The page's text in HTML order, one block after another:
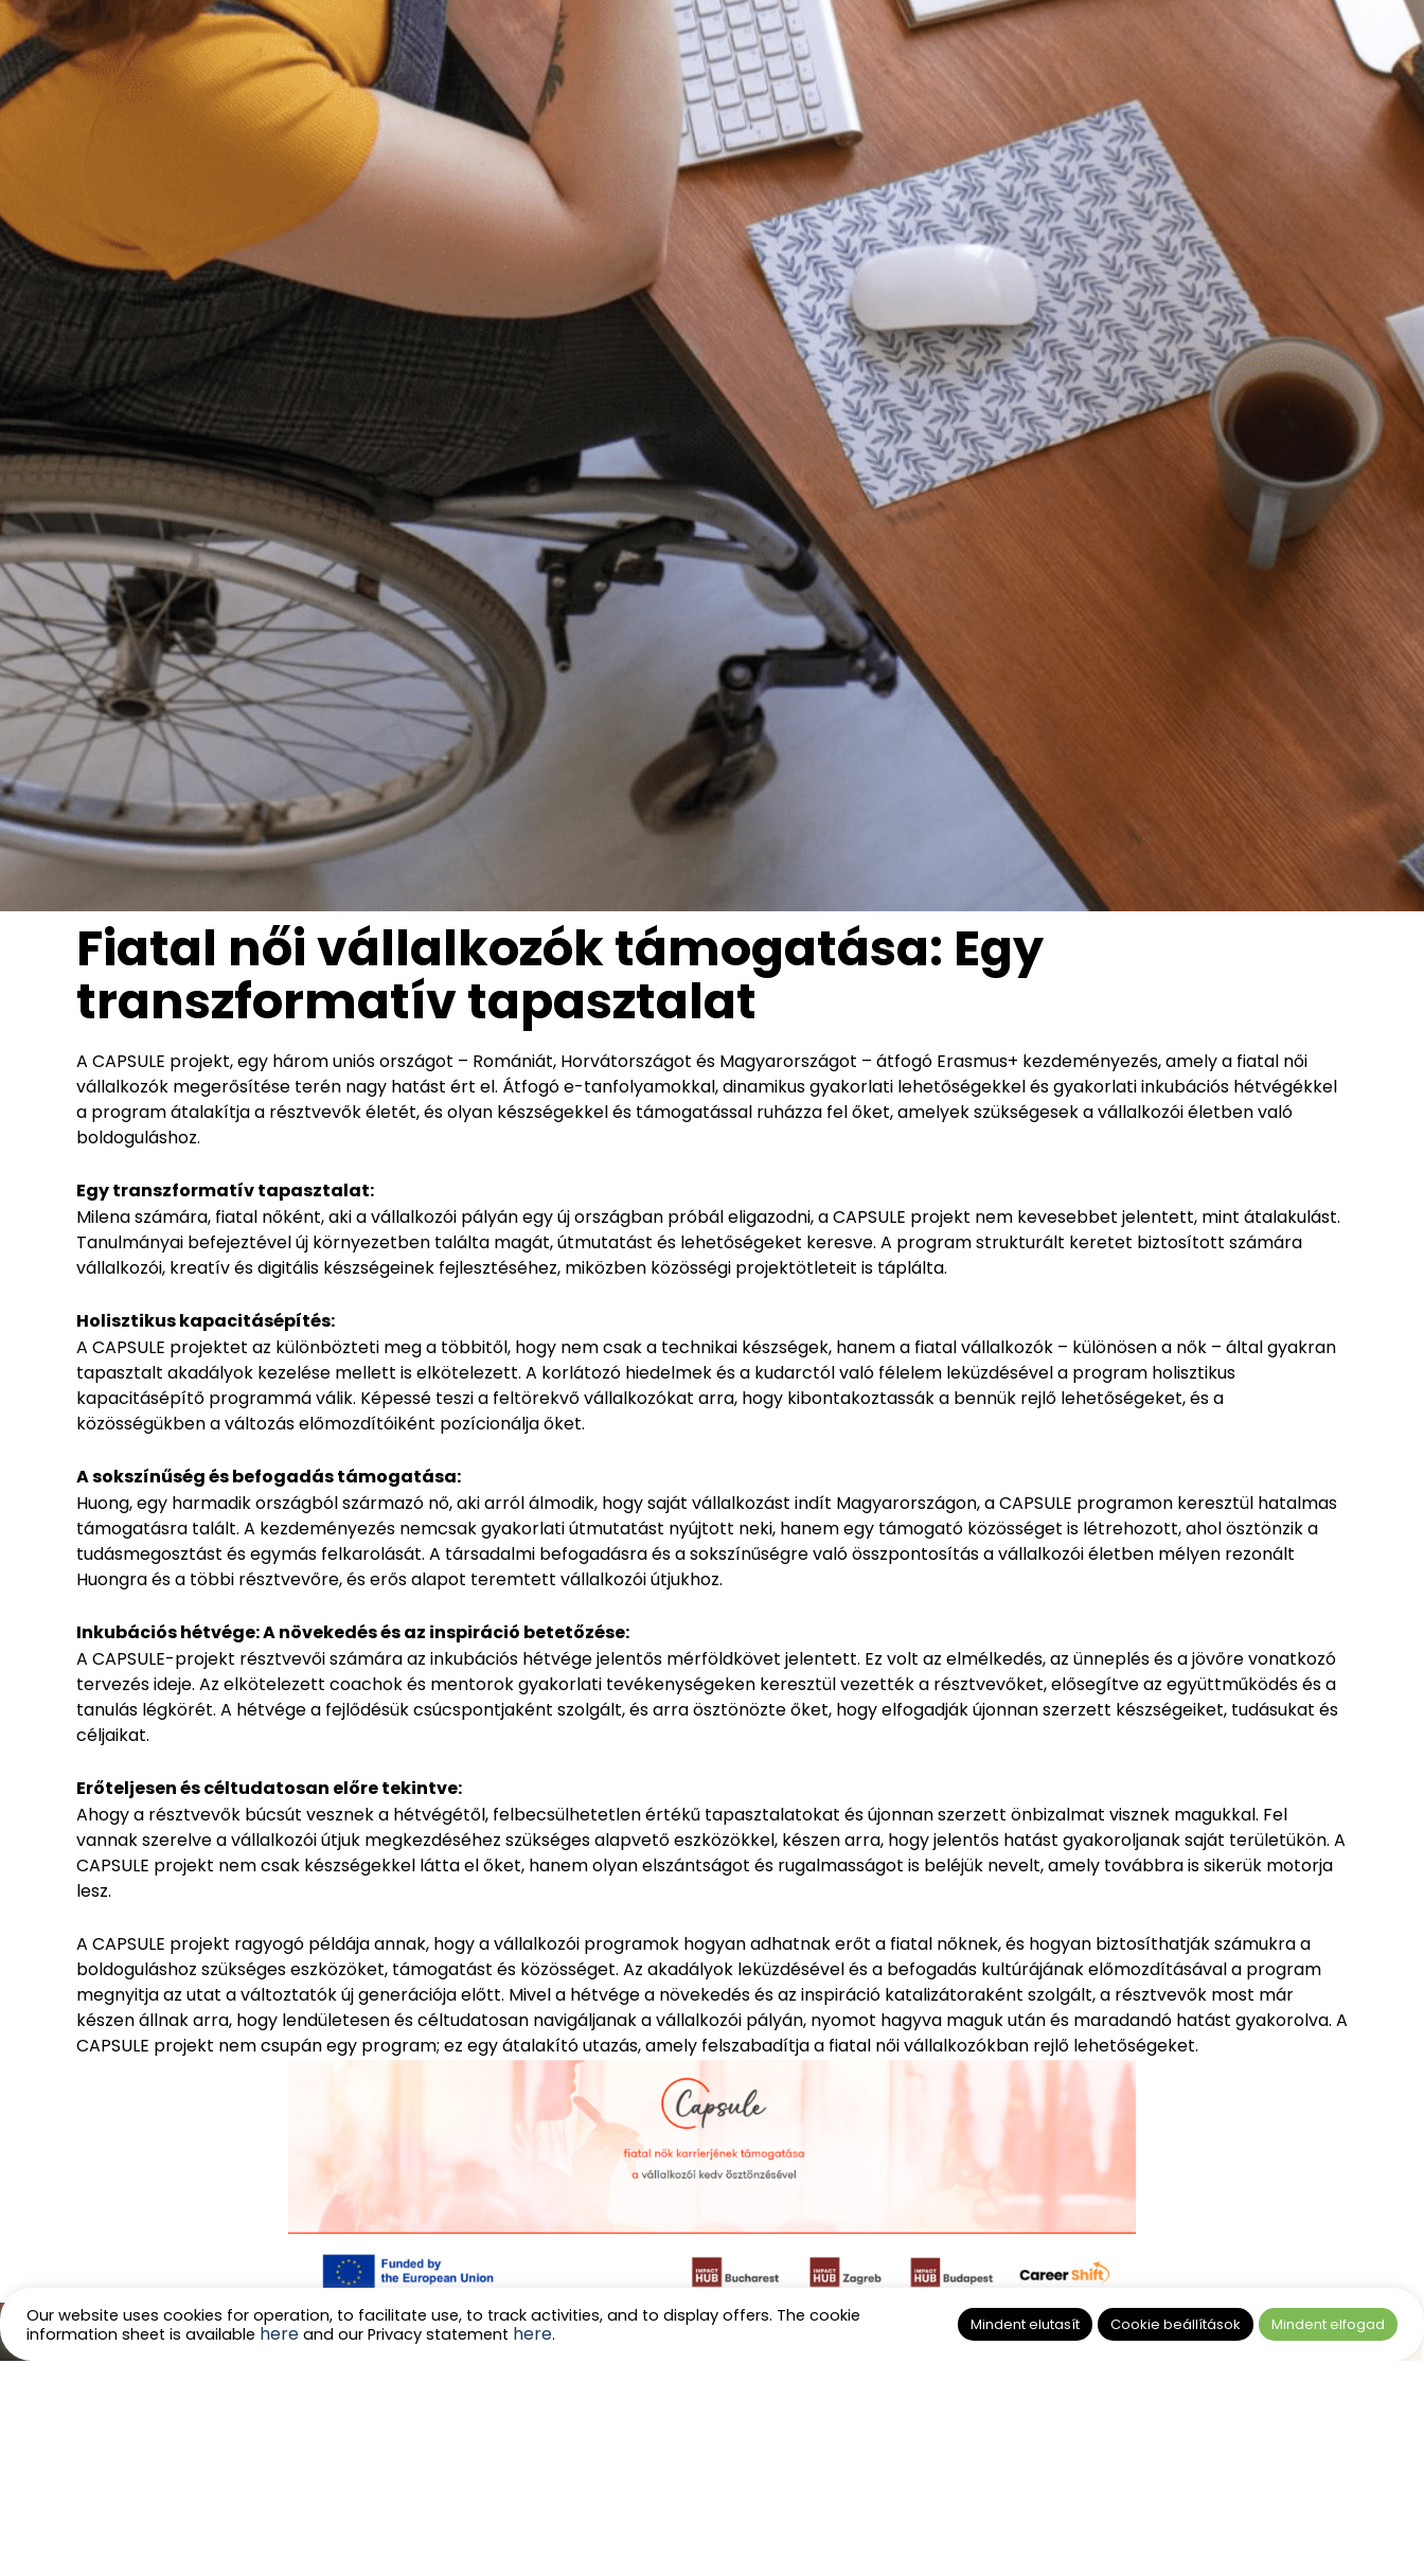
Fiatal női vállalkozók támogatása: Egy
transzformatív tapasztalat
A CAPSULE projekt, egy három uniós országot – Romániát, Horvátországot és Magyarországot – átfogó Erasmus+ kezdeményezés, amely a fiatal női
vállalkozók megerősítése terén nagy hatást ért el. Átfogó e-tanfolyamokkal, dinamikus gyakorlati lehetőségekkel és gyakorlati inkubációs hétvégékkel
a program átalakítja a résztvevők életét, és olyan készségekkel és támogatással ruházza fel őket, amelyek szükségesek a vállalkozói életben való
boldoguláshoz.
Egy transzformatív tapasztalat:
Milena számára, fiatal nőként, aki a vállalkozói pályán egy új országban próbál eligazodni, a CAPSULE projekt nem kevesebbet jelentett, mint átalakulást.
Tanulmányai befejeztével új környezetben találta magát, útmutatást és lehetőségeket keresve. A program strukturált keretet biztosított számára
vállalkozói, kreatív és digitális készségeinek fejlesztéséhez, miközben közösségi projektötleteit is táplálta.
Holisztikus kapacitásépítés:
A CAPSULE projektet az különbözteti meg a többitől, hogy nem csak a technikai készségek, hanem a fiatal vállalkozók – különösen a nők – által gyakran
tapasztalt akadályok kezelése mellett is elkötelezett. A korlátozó hiedelmek és a kudarctól való félelem leküzdésével a program holisztikus
kapacitásépítő programmá válik. Képessé teszi a feltörekvő vállalkozókat arra, hogy kibontakoztassák a bennük rejlő lehetőségeket, és a
közösségükben a változás előmozdítóiként pozícionálja őket.
A sokszínűség és befogadás támogatása:
Huong, egy harmadik országból származó nő, aki arról álmodik, hogy saját vállalkozást indít Magyarországon, a CAPSULE programon keresztül hatalmas
támogatásra talált. A kezdeményezés nemcsak gyakorlati útmutatást nyújtott neki, hanem egy támogató közösséget is létrehozott, ahol ösztönzik a
tudásmegosztást és egymás felkarolását. A társadalmi befogadásra és a sokszínűségre való összpontosítás a vállalkozói életben mélyen rezonált
Huongra és a többi résztvevőre, és erős alapot teremtett vállalkozói útjukhoz.
Inkubációs hétvége: A növekedés és az inspiráció betetőzése:
A CAPSULE-projekt résztvevői számára az inkubációs hétvége jelentős mérföldkövet jelentett. Ez volt az elmélkedés, az ünneplés és a jövőre vonatkozó
tervezés ideje. Az elkötelezett coachok és mentorok gyakorlati tevékenységeken keresztül vezették a résztvevőket, elősegítve az együttműködés és a
tanulás légkörét. A hétvége a fejlődésük csúcspontjaként szolgált, és arra ösztönözte őket, hogy elfogadják újonnan szerzett készségeiket, tudásukat és
céljaikat.
Erőteljesen és céltudatosan előre tekintve:
Ahogy a résztvevők búcsút vesznek a hétvégétől, felbecsülhetetlen értékű tapasztalatokat és újonnan szerzett önbizalmat visznek magukkal. Fel
vannak szerelve a vállalkozói útjuk megkezdéséhez szükséges alapvető eszközökkel, készen arra, hogy jelentős hatást gyakoroljanak saját területükön. A
CAPSULE projekt nem csak készségekkel látta el őket, hanem olyan elszántságot és rugalmasságot is beléjük nevelt, amely továbbra is sikerük motorja
lesz.
A CAPSULE projekt ragyogó példája annak, hogy a vállalkozói programok hogyan adhatnak erőt a fiatal nőknek, és hogyan biztosíthatják számukra a
boldoguláshoz szükséges eszközöket, támogatást és közösséget. Az akadályok leküzdésével és a befogadás kultúrájának előmozdításával a program
megnyitja az utat a változtatók új generációja előtt. Mivel a hétvége a növekedés és az inspiráció katalizátoraként szolgált, a résztvevők most már
készen állnak arra, hogy lendületesen és céltudatosan navigáljanak a vállalkozói pályán, nyomot hagyva maguk után és maradandó hatást gyakorolva. A
CAPSULE projekt nem csupán egy program; ez egy átalakító utazás, amely felszabadítja a fiatal női vállalkozókban rejlő lehetőségeket.
Our website uses cookies for operation, to facilitate use, to track activities, and to display offers. The cookie
information sheet is available here and our Privacy statement here. Mindent elutasít Cookie beállítások Mindent elfogad